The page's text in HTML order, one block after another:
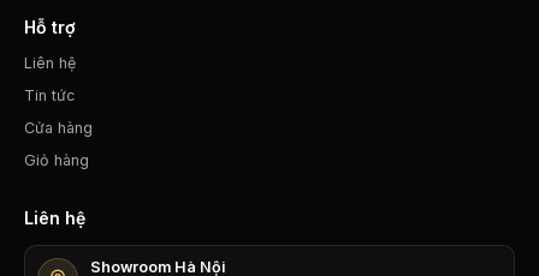
Hỗ trợ
Liên hệ
Tin tức
Cửa hàng
Giỏ hàng
Liên hệ
Showroom Hà Nội